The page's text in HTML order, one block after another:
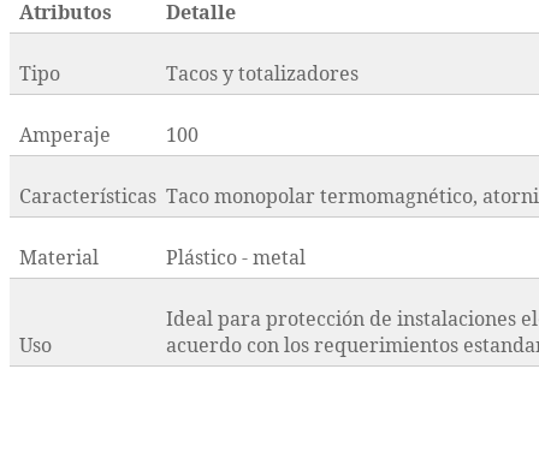
Atributos Detalle
Tipo Tacos y totalizadores
Amperaje 100
Características Taco monopolar termomagnético,
Material Plástico - metal
Uso
Ideal para protección de instalaciones
acuerdo con los requerimientos